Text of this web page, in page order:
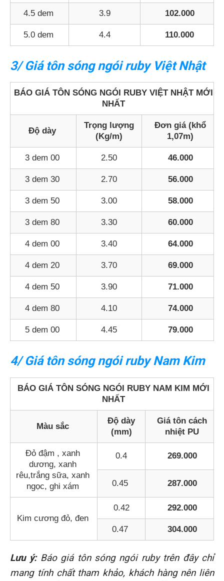
4.5 dem 3.9 102.000
5.0 dem 4.4 110.000
3/ Giá tôn sóng ngói ruby Việt Nhật
BÁO GIÁ TÔN SÓNG NGÓI RUBY VIỆT NHẬT MỚI
NHẤT
Độ dày
Trọng lượng
(Kg/m)
Đơn giá (khổ
1,07m)
3 dem 00 2.50 46.000
3 dem 30 2.70 56.000
3 dem 50 3.00 58.000
3 dem 80 3.30 60.000
4 dem 00 3.40 64.000
4 dem 20 3.70 69.000
4 dem 50 3.90 71.000
4 dem 80 4.10 74.000
5 dem 00 4.45 79.000
4/ Giá tôn sóng ngói ruby Nam Kim
BÁO GIÁ TÔN SÓNG NGÓI RUBY NAM KIM MỚI
NHẤT
Màu sắc
Độ dày
(mm)
Giá tôn cách
nhiệt PU
Đỏ đậm , xanh
dương, xanh
rêu,trắng sữa, xanh
ngọc, ghi xám
0.4 269.000
0.45 287.000
Kim cương đỏ, đen
0.42 292.000
0.47 304.000
Lưu ý:Báo giá tôn sóng ngói ruby trên đây chỉ
mang tính chất tham khảo, khách hàng nên liên